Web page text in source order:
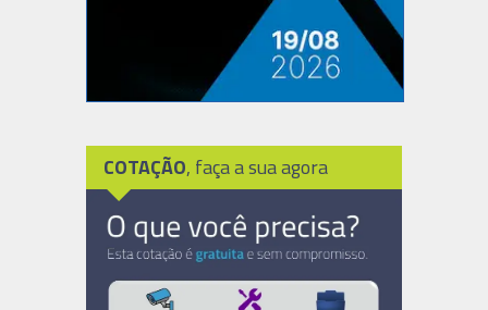
COTAÇÃO, faça a sua agora